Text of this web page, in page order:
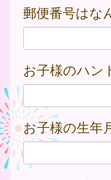
郵便番号はな
お子様のハン
お子様の生年